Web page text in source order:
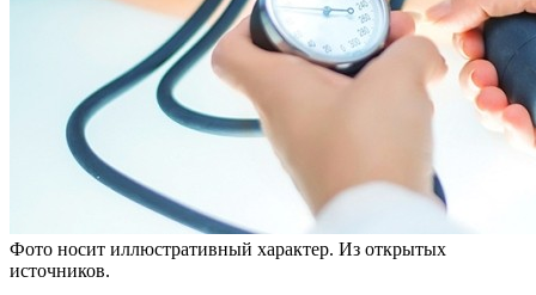
Фото носит иллюстративный характер. Из открытых
источников.